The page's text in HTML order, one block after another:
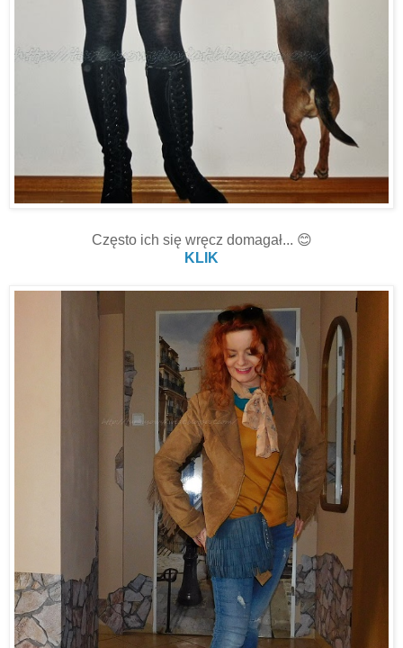
Często ich się wręcz domagał... 😊
KLIK